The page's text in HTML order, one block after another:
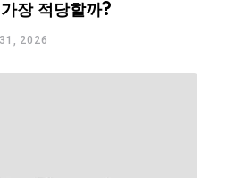
장 적당할까?
2026